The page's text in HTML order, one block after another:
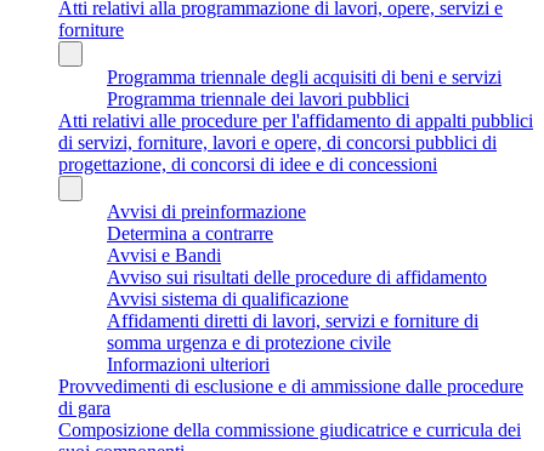
Atti relativi alla programmazione di lavori, opere, servizi e
forniture
Programma triennale degli acquisiti di beni e servizi
Programma triennale dei lavori pubblici
Atti relativi alle procedure per l'affidamento di appalti pubblici
di servizi, forniture, lavori e opere, di concorsi pubblici di
progettazione, di concorsi di idee e di concessioni
Avvisi di preinformazione
Determina a contrarre
Avvisi e Bandi
Avviso sui risultati delle procedure di affidamento
Avvisi sistema di qualificazione
Affidamenti diretti di lavori, servizi e forniture di
somma urgenza e di protezione civile
Informazioni ulteriori
Provvedimenti di esclusione e di ammissione dalle procedure
di gara
Composizione della commissione giudicatrice e curricula dei